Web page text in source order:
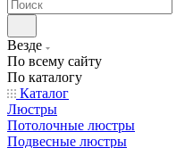
Везде
По всему сайту
По каталогу
Каталог
Люстры
Потолочные люстры
Подвесные люстры